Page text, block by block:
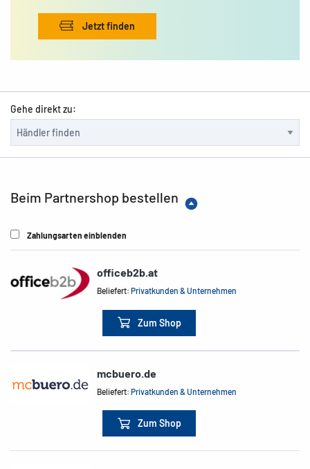
Jetzt finden
Gehe direkt zu:
Beim Partnershop bestellen
Zahlungsarten einblenden
officeb2b.at
Beliefert:Privatkunden & Unternehmen
Zum Shop
mcbuero.de
Beliefert:Privatkunden & Unternehmen
Zum Shop